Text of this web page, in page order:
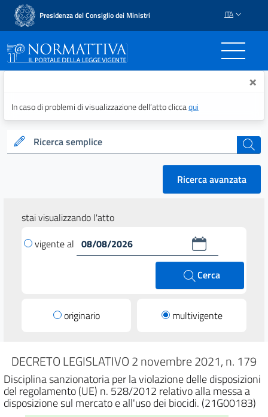
Presidenza del Consiglio dei Ministri ITA
Normattiva - Il portale ×
In caso di problemi di visualizzazione dell’atto cliccaqui
Ricerca semplice cerca
Ricerca avanzata
stai visualizzando l'atto
vigente al
Cerca
originario multivigente
DECRETO LEGISLATIVO 2 novembre 2021, n. 179
Disciplina sanzionatoria per la violazione delle disposizioni
del regolamento (UE) n. 528/2012 relativo alla messa a
disposizione sul mercato e all'uso dei biocidi. (21G00183)